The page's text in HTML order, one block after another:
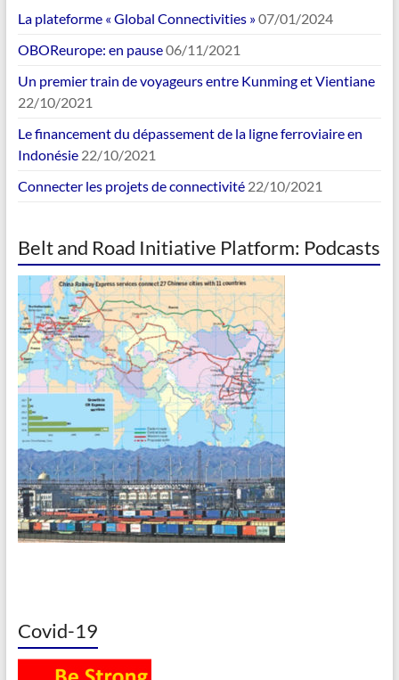
La plateforme « Global Connectivities »07/01/2024
OBOReurope: en pause06/11/2021
Un premier train de voyageurs entre Kunming et Vientiane
22/10/2021
Le financement du dépassement de la ligne ferroviaire en
Indonésie 22/10/2021
Connecter les projets de connectivité 22/10/2021
Belt and Road Initiative Platform: Podcasts
Covid-19